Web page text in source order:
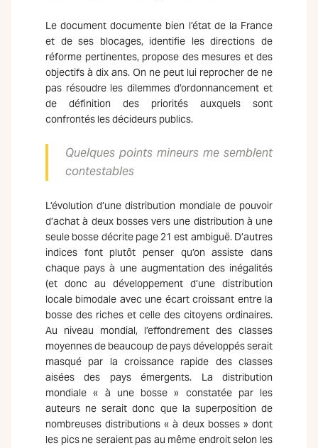
Le document documente bien l’état de la France
et de ses blocages, identifie les directions de
réforme pertinentes, propose des mesures et des
objectifs à dix ans. On ne peut lui reprocher de ne
pas résoudre les dilemmes d’ordonnancement et
de définition des priorités auxquels sont
confrontés les décideurs publics.
Quelques points mineurs me semblent
contestables
L’évolution d’une distribution mondiale de pouvoir
d’achat à deux bosses vers une distribution à une
seule bosse décrite page 21 est ambiguë. D’autres
indices font plutôt penser qu’on assiste dans
chaque pays à une augmentation des inégalités
(et donc au développement d’une distribution
locale bimodale avec une écart croissant entre la
bosse des riches et celle des citoyens ordinaires.
Au niveau mondial, l’effondrement des classes
moyennes de beaucoup de pays développés serait
masqué par la croissance rapide des classes
aisées des pays émergents. La distribution
mondiale « à une bosse » constatée par les
auteurs ne serait donc que la superposition de
nombreuses distributions « à deux bosses » dont
les pics ne seraient pas au même endroit selon les